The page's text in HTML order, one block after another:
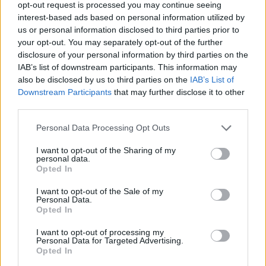
opt-out request is processed you may continue seeing
interest-based ads based on personal information utilized by
us or personal information disclosed to third parties prior to
your opt-out. You may separately opt-out of the further
disclosure of your personal information by third parties on the
IAB’s list of downstream participants. This information may
also be disclosed by us to third parties on the IAB’s List of
Downstream Participants that may further disclose it to other
Personal Data Processing Opt Outs
I want to opt-out of the Sharing of my
personal data.
Opted In
I want to opt-out of the Sale of my
Personal Data.
Opted In
I want to opt-out of processing my
Personal Data for Targeted Advertising.
Opted In
“Dārza svētki Bērnu slimnīcā jau vienpadsmito gadu
ir īpaša tradīcija, kas bērnu, ģimeņu un arī slimnīcas
darbinieku ikdienā ienes viegluma un kopā būšanas
sajūtu. Šodien pavisam noteikti mūsu mazie pacienti
aizmirsīs, ka atrodas slimnīcā, un kopā ar slimnīcas
tikai bērni.
Starptautiskajā bērnu tiesību aizsardzības dienā ar šī
gada tēmu “Veselīga svinēšana kopā” vēlamies
atgādināt par līdzsvaru ikdienā – par veselīgu
ieradumu nozīmi, vienlaikus neaizmirstot, ka svētkos
ilggadējiem draugiem “Maxima Latvija” par uzticību
un atbalstu, kā arī visiem svētku atbalstītājiem, kuri